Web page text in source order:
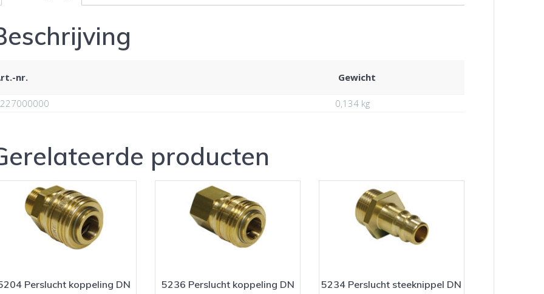
nr. Gewicht
0,134 kg
producten
Perslucht koppeling DN
5236 Perslucht koppeling DN
5234 Perslucht steeknippel DN